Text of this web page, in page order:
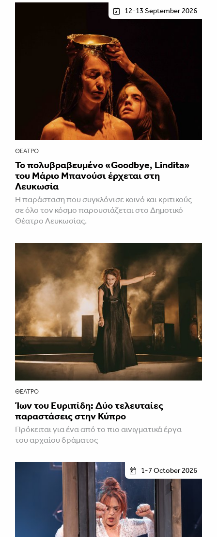
12-13 September 2026
ΘΈΑΤΡΟ
Το πολυβραβευμένο «Goodbye, Lindita»
του Μάριο Μπανούσι έρχεται στη
Λευκωσία
Η παράσταση που συγκλόνισε κοινό και κριτικούς
σε όλο τον κόσμο παρουσιάζεται στο Δημοτικό
Θέατρο Λευκωσίας.
ΘΈΑΤΡΟ
Ίων του Ευριπίδη: Δύο τελευταίες
παραστάσεις στην Κύπρο
Πρόκειται για ένα από το πιο αινιγματικά έργα
του αρχαίου δράματος
1-7 October 2026